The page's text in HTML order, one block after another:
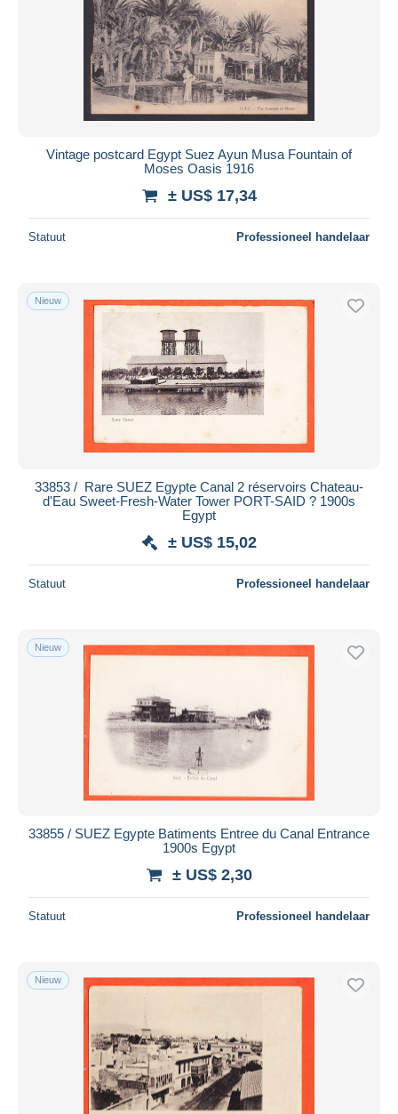
Toepassen
Vintage postcard Egypt Suez Ayun Musa Fountain of
Moses Oasis 1916
± US$ 17,34
Statuut Professioneel handelaar
Nieuw
33853 / ️ Rare SUEZ Egypte Canal 2 réservoirs Chateau-
d'Eau Sweet-Fresh-Water Tower PORT-SAID ? 1900s
Egypt
± US$ 15,02
Statuut Professioneel handelaar
Nieuw
33855 / SUEZ Egypte Batiments Entree du Canal Entrance
1900s Egypt
± US$ 2,30
Statuut Professioneel handelaar
Nieuw